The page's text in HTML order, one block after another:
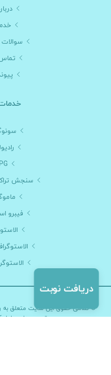
سنجش
فیبرو
© تمامی حقوق این سایت متعلق به
تصویربرداری